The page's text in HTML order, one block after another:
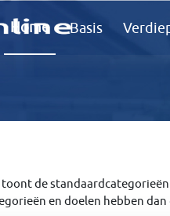
Home Basis
de
en doelen hebben dan